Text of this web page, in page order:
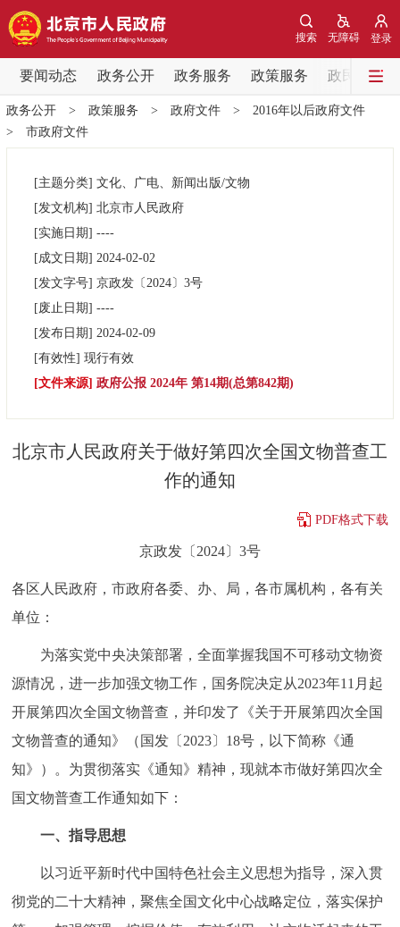
登录
无障碍
搜索
要闻动态 政务公开 政务服务 政策服务 政民互动
要闻动态
党中央精神 国务院信息 中央部委动态
各区热点
市领导
决策公开 专题公开
部门服务
政民互动
12345网上接诉即办 我要咨询 我要建议
参与调查 在线访谈 图说互动
走进北京
绿色北京 图说北京 视频北京
政务公开> 政策服务 > 政府文件> 2016年以后政府文件
> 市政府文件
[主题分类] 文化、广电、新闻出版/文物
[发文机构] 北京市人民政府
[实施日期] ----
[成文日期] 2024-02-02
[发文字号] 京政发〔2024〕 3号
[废止日期] ----
[发布日期] 2024-02-09
[有效性] 现行有效
[文件来源] 政府公报 2024年 第14期(总第842期)
北京市人民政府关于做好第四次全国文物普查工
作的通知
PDF格式下载
京政发〔2024〕3号
各区人民政府，市政府各委、办、局，各市属机构，各有关
单位：
为落实党中央决策部署，全面掌握我国不可移动文物资
源情况，进一步加强文物工作，国务院决定从2023年11月起
开展第四次全国文物普查，并印发了《关于开展第四次全国
文物普查的通知》（国发〔2023〕18号，以下简称《通
知》）。为贯彻落实《通知》精神，现就本市做好第四次全
国文物普查工作通知如下：
一、指导思想
以习近平新时代中国特色社会主义思想为指导，深入贯
彻党的二十大精神，聚焦全国文化中心战略定位，落实保护